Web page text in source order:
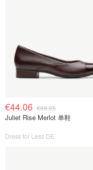
€44.06 €69.95
Juliet Rise Merlot 单鞋
Dress for Less DE